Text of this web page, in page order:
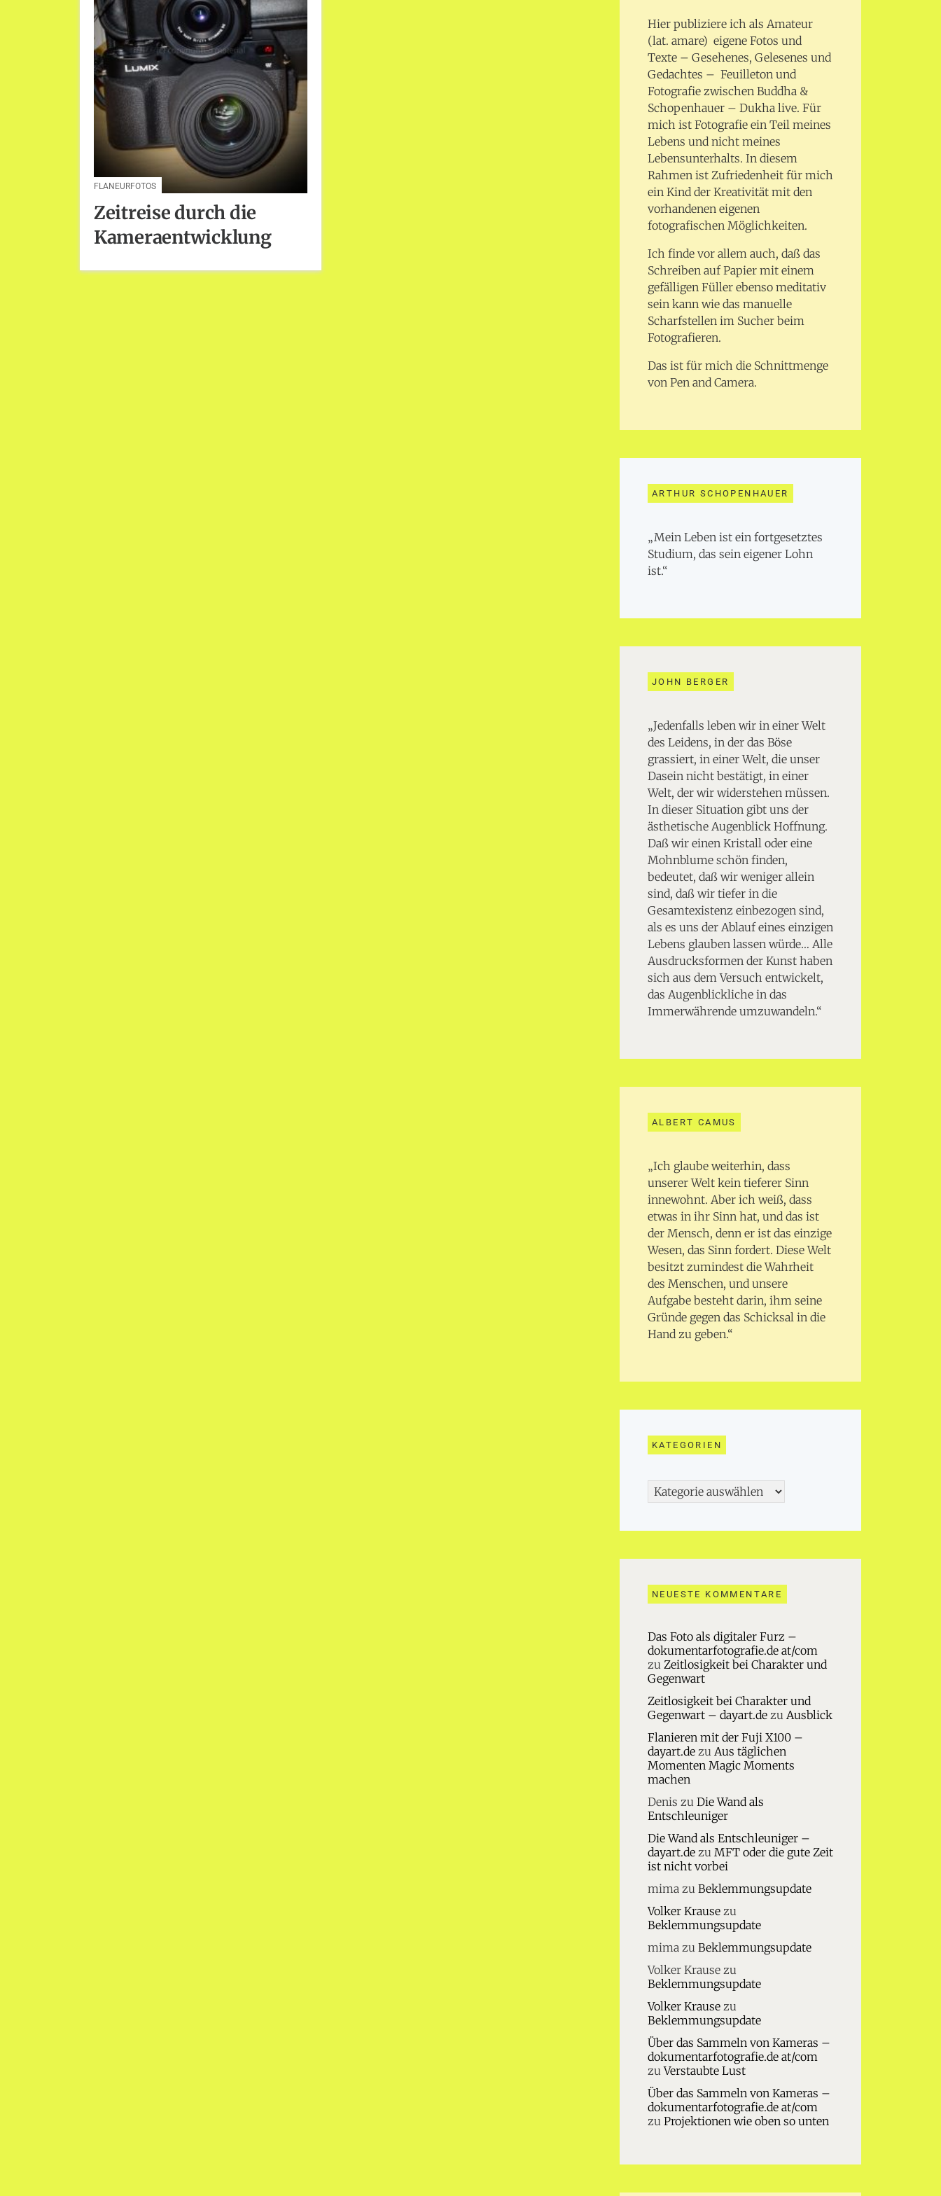
FLANEURFOTOS
Zeitreise durch die
Kameraentwicklung
Hier publiziere ich als Amateur
(lat. amare) eigene Fotos und
Texte – Gesehenes, Gelesenes und
Gedachtes – Feuilleton und
Fotografie zwischen Buddha &
Schopenhauer – Dukha live. Für
mich ist Fotografie ein Teil meines
Lebens und nicht meines
Lebensunterhalts. In diesem
Rahmen ist Zufriedenheit für mich
ein Kind der Kreativität mit den
vorhandenen eigenen
fotografischen Möglichkeiten.
Ich finde vor allem auch, daß das
Schreiben auf Papier mit einem
gefälligen Füller ebenso meditativ
sein kann wie das manuelle
Scharfstellen im Sucher beim
Fotografieren.
Das ist für mich die Schnittmenge
von Pen and Camera.
ARTHUR SCHOPENHAUER
„Mein Leben ist ein fortgesetztes
Studium, das sein eigener Lohn
ist.“
JOHN BERGER
„Jedenfalls leben wir in einer Welt
des Leidens, in der das Böse
grassiert, in einer Welt, die unser
Dasein nicht bestätigt, in einer
Welt, der wir widerstehen müssen.
In dieser Situation gibt uns der
ästhetische Augenblick Hoffnung.
Daß wir einen Kristall oder eine
Mohnblume schön finden,
bedeutet, daß wir weniger allein
sind, daß wir tiefer in die
Gesamtexistenz einbezogen sind,
als es uns der Ablauf eines einzigen
Lebens glauben lassen würde… Alle
Ausdrucksformen der Kunst haben
sich aus dem Versuch entwickelt,
das Augenblickliche in das
Immerwährende umzuwandeln.“
ALBERT CAMUS
„Ich glaube weiterhin, dass
unserer Welt kein tieferer Sinn
innewohnt. Aber ich weiß, dass
etwas in ihr Sinn hat, und das ist
der Mensch, denn er ist das einzige
Wesen, das Sinn fordert. Diese Welt
besitzt zumindest die Wahrheit
des Menschen, und unsere
Aufgabe besteht darin, ihm seine
Gründe gegen das Schicksal in die
Hand zu geben.“
KATEGORIEN
Kategorien
NEUESTE KOMMENTARE
Das Foto als digitaler Furz –
dokumentarfotografie.de at/com
zu Zeitlosigkeit bei Charakter und
Gegenwart
Zeitlosigkeit bei Charakter und
Gegenwart – dayart.dezu Ausblick
Flanieren mit der Fuji X100 –
dayart.dezu Aus täglichen
Momenten Magic Moments
machen
Denis zu Die Wand als
Entschleuniger
Die Wand als Entschleuniger –
dayart.dezu MFT oder die gute Zeit
ist nicht vorbei
mimazu Beklemmungsupdate
Volker Krausezu
Beklemmungsupdate
mimazu Beklemmungsupdate
Volker Krausezu
Beklemmungsupdate
Volker Krausezu
Beklemmungsupdate
Über das Sammeln von Kameras –
dokumentarfotografie.de at/com
zuVerstaubte Lust
Über das Sammeln von Kameras –
dokumentarfotografie.de at/com
zu Projektionen wie oben so unten